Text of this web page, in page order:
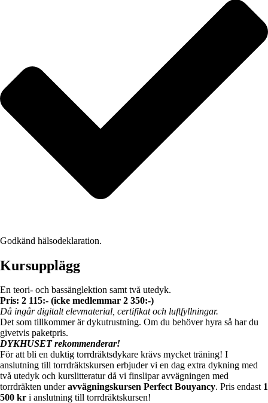
Godkänd hälsodeklaration.
Kursupplägg
En teori- och bassänglektion samt två utedyk.
Pris: 2 115:- (icke medlemmar 2 350:-)
Då ingår digitalt elevmaterial, certifikat och luftfyllningar.
Det som tillkommer är dykutrustning. Om du behöver hyra så har du
givetvis paketpris.
DYKHUSET rekommenderar!
För att bli en duktig torrdräktsdykare krävs mycket träning! I
anslutning till torrdräktskursen erbjuder vi en dag extra dykning med
två utedyk och kurslitteratur då vi finslipar avvägningen med
torrdräkten underavvägningskursen Perfect Bouyancy. Pris endast 1
500 kr i anslutning till torrdräktskursen!